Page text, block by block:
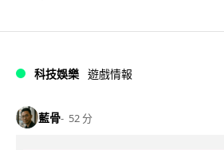
科技娛樂 遊戲情報
藍骨 52 分